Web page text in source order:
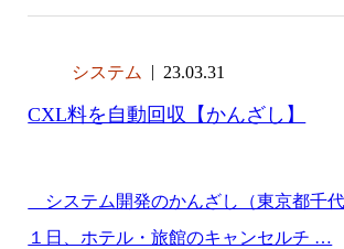
システム 23.03.31
CXL料を自動回収【かんざし】
システム開発のかんざし（東京都千
１日、ホテル・旅館のキャンセルチ …